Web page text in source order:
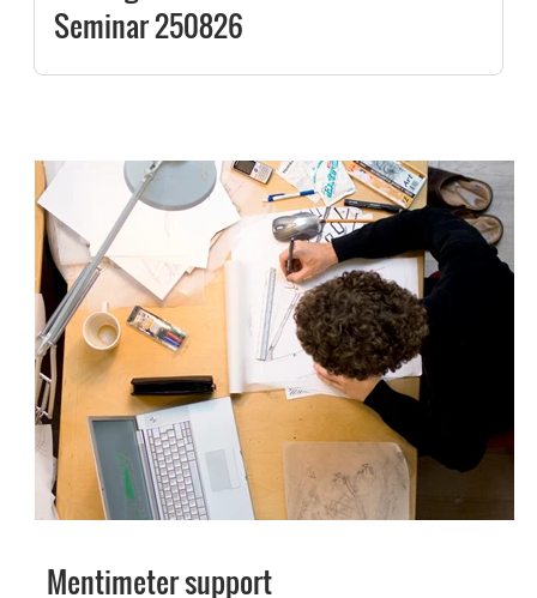
Seminar 250826
Mentimeter support